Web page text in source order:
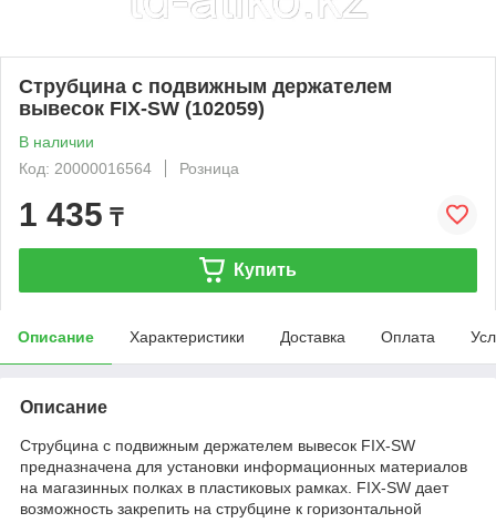
Струбцина с подвижным держателем
вывесок FIX-SW (102059)
В наличии
Код: 20000016564
Розница
1 435 ₸
Купить
Описание Характеристики Доставка Оплата
Описание
Струбцина с подвижным держателем вывесок FIX-SW
предназначена для установки информационных материалов
на магазинных полках в пластиковых рамках. FIX-SW дает
возможность закрепить на струбцине к горизонтальной